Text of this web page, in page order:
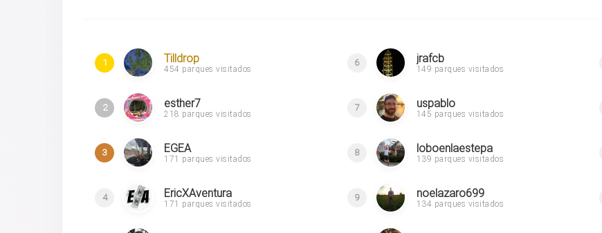
1 Tilldrop
454 parques visitados
2 esther7
218 parques visitados
3 EGEA
171 parques visitados
4 EricXAventura
171 parques visitados
6 jrafcb
149 parques visitados
7 uspablo
145 parques visitados
8 loboenlaestepa
139 parques visitados
9 noelazaro699
134 parques visitados